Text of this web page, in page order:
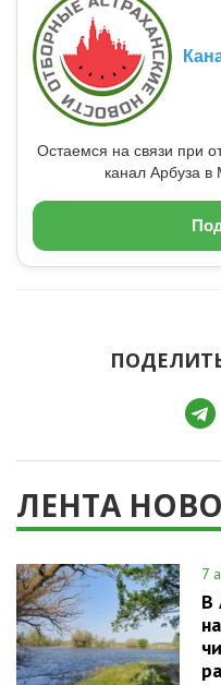
Остаемся на связи при
канал Арбуза в
ЛЕНТА
7
В